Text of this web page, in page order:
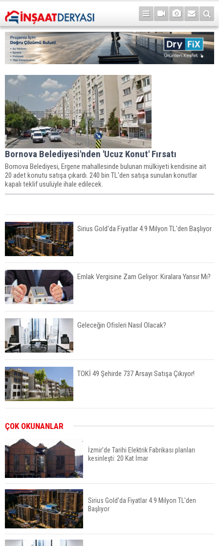
Bornova Belediyesi'nden 'Ucuz Konut' Fırsatı
Bornova Belediyesi, Ergene mahallesinde bulunan mülkiyeti kendisine ait
20 adet konutu satışa çıkardı. 240 bin TL'den satışa sunulan konutlar
kapalı teklif usulüyle ihale edilecek.
Sirius Gold'da Fiyatlar 4.9 Milyon TL'den Başlıyor
Emlak Vergisine Zam Geliyor: Kiralara Yansır Mı?
Geleceğin Ofisleri Nasıl Olacak?
TOKİ 49 Şehirde 737 Arsayı Satışa Çıkıyor!
Fuzul’den Konut ve Araç Finansmanında Kişiye
Özel Terzi Usulü Planlama
Urla’da 8 Arsa 409 Milyon TL’ye Satışta
ÇOK OKUNANLAR
İzmir’de Tarihi Elektrik Fabrikası planları
kesinleşti: 20 Kat İmar
Sirius Gold'da Fiyatlar 4.9 Milyon TL'den
Başlıyor